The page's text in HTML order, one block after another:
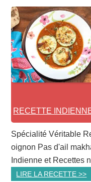
RECETTE
Spécialité Véritable
oignon Pas d'ail
Indienne et Recettes
LIRE LA RECETTE >>